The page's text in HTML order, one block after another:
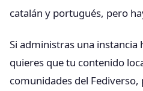
catalán y portugués, pero
Si administras una instancia
quieres que tu contenido
comunidades del Fediverso,